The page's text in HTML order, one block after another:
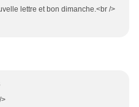
lettre et bon dimanche.<br />
>